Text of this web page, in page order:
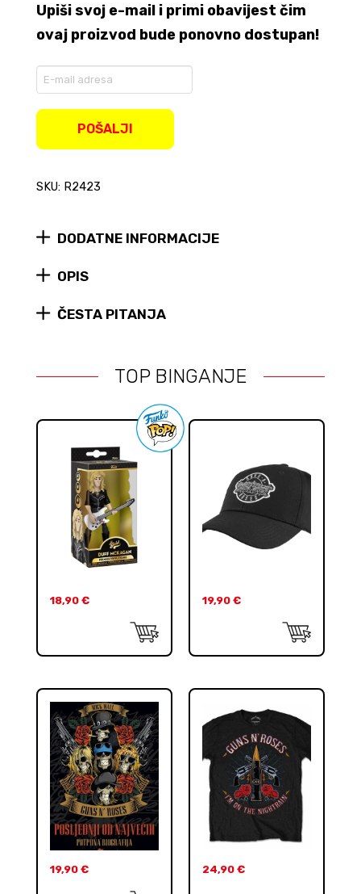
Upiši svoj e-mail i primi obavijest čim
ovaj proizvod bude ponovno dostupan!
waitlist
product
POŠALJI
SKU: R2423
DODATNE INFORMACIJE
OPIS
ČESTA PITANJA
TOP BINGANJE
18,90 € 19,90 €
19,90 € 24,90 €